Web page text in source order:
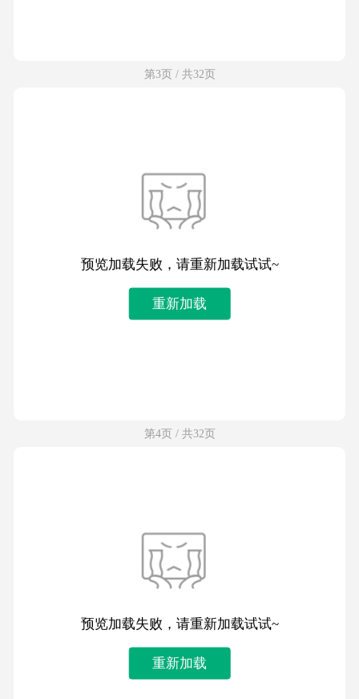
第3页 / 共32页
预览加载失败，请重新加载试试~
重新加载
第4页 / 共32页
预览加载失败，请重新加载试试~
重新加载